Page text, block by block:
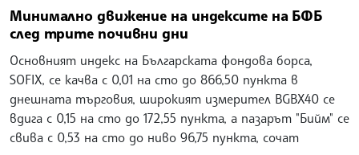
Минимално движение на индексите на БФБ
след трите почивни дни
Основният индекс на Българската фондова борса,
SOFIX, се качва с 0,01 на сто до 866,50 пункта в
днешната търговия, широкият измерител BGBX40 се
вдига с 0,15 на сто до 172,55 пункта, а пазарът "Бийм" се
свива с 0,53 на сто до ниво 96,75 пункта, сочат